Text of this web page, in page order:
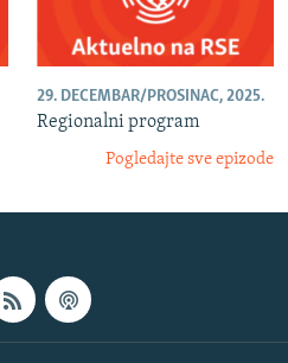
29. DECEMBAR/PROSINAC, 2025.
Regionalni program
Pogledajte sve epizode